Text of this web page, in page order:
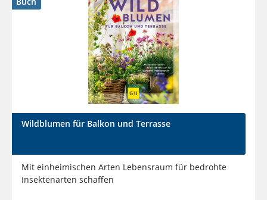
Wildblumen für Balkon und Terrasse
Mit einheimischen Arten Lebensraum für bedrohte
Insektenarten schaffen